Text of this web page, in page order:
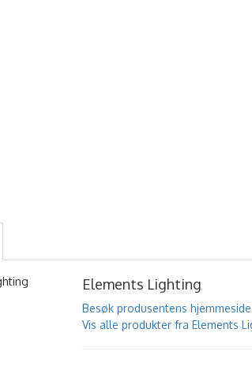
Elements Lighting
Besøk produsentens hjemmeside
Vis alle produkter fra Elements